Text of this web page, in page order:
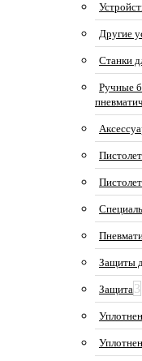
Другие
Станки
Ручные
Защиты
Защита3